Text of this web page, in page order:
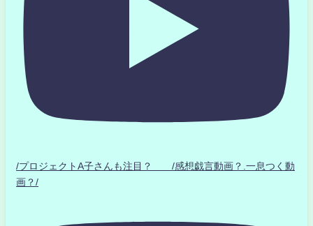
/プロジェクトA子さんも注目？ /感想戯言動画？.一息つく動
画？/